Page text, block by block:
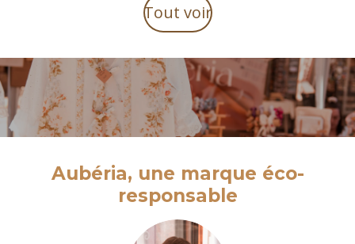
Tout voir
Aubéria, une marque éco-
responsable